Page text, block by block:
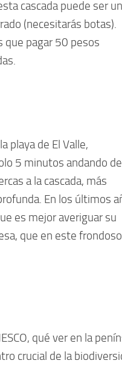
cascada puede ser un
(necesitarás botas).
que pagar 50 pesos
playa de El Valle,
5 minutos andando
a la cascada, más
En los últimos
es mejor averiguar su
que en este frondoso
qué ver en la
crucial de la